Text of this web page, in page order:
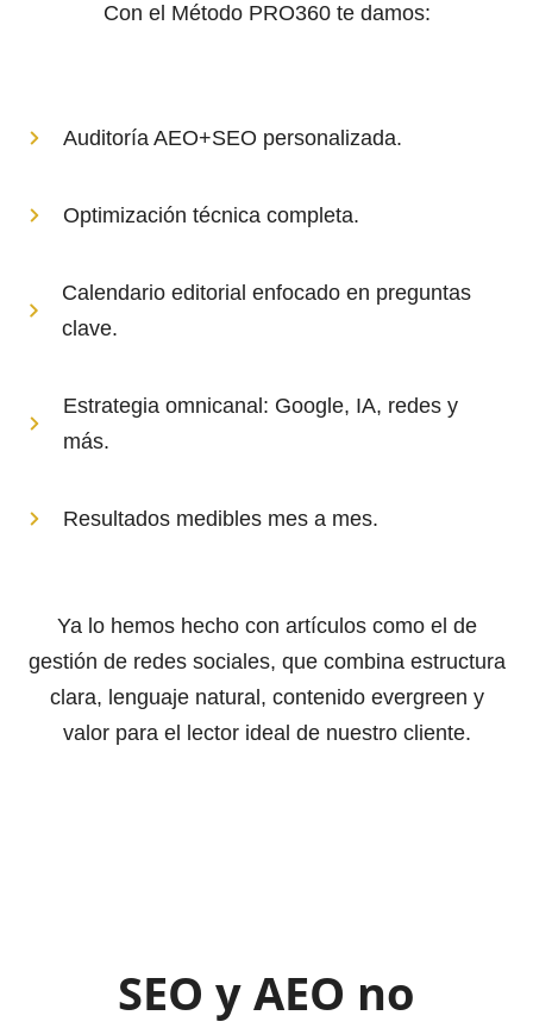
Con el Método PRO360 te damos:
Auditoría AEO+SEO personalizada.
Optimización técnica completa.
Calendario editorial enfocado en preguntas
clave.
Estrategia omnicanal: Google, IA, redes y
más.
Resultados medibles mes a mes.
Ya lo hemos hecho con artículos como el de
gestión de redes sociales, que combina estructura
clara, lenguaje natural, contenido evergreen y
valor para el lector ideal de nuestro cliente.
SEO y AEO no